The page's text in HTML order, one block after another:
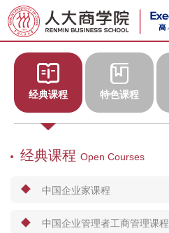
经典课程 特色课程
经典课程 Open Courses
中国企业家课程
中国企业管理者工商管理课程